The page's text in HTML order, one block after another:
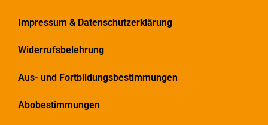
Impressum & Datenschutzerklärung
Widerrufsbelehrung
Aus- und Fortbildungsbestimmungen
Abobestimmungen